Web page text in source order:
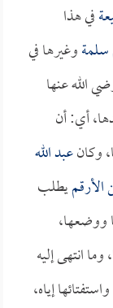
في هذا
سلمةوغيرها في
الله عنها
أي: أن
وكانعبد الله
يطلب
ووضعها،
انتهى إليه
إياه،